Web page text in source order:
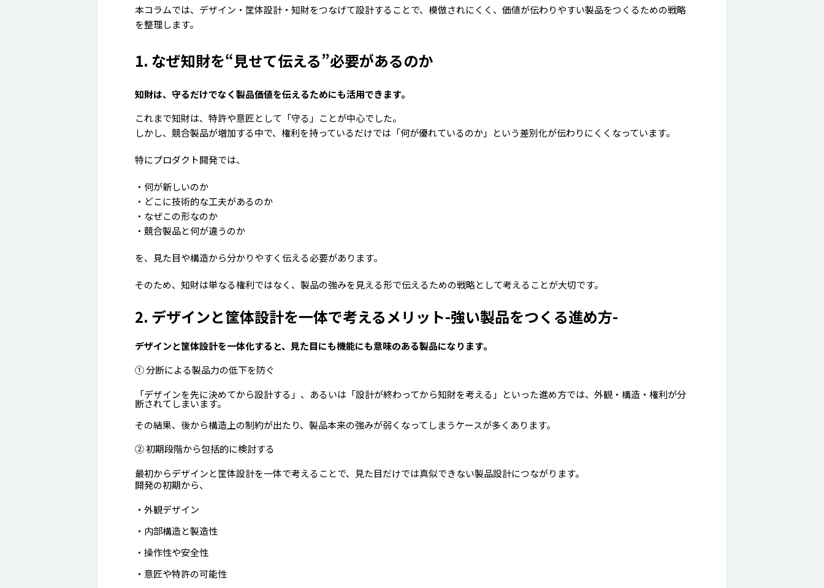
本コラムでは、デザイン・筐体設計・知財をつなげて設計することで、模倣されにくく、価値が伝わりやすい製品をつくるための戦略
を整理します。
1. なぜ知財を“見せて伝える”必要があるのか
知財は、守るだけでなく製品価値を伝えるためにも活用できます。
これまで知財は、特許や意匠として「守る」ことが中心でした。
しかし、競合製品が増加する中で、権利を持っているだけでは「何が優れているのか」という差別化が伝わりにくくなっています。
特にプロダクト開発では、
・何が新しいのか
・どこに技術的な工夫があるのか
・なぜこの形なのか
・競合製品と何が違うのか
を、見た目や構造から分かりやすく伝える必要があります。
そのため、知財は単なる権利ではなく、製品の強みを見える形で伝えるための戦略として考えることが大切です。
2. デザインと筐体設計を一体で考えるメリット-強い製品をつくる進め方-
デザインと筐体設計を一体化すると、見た目にも機能にも意味のある製品になります。
① 分断による製品力の低下を防ぐ
「デザインを先に決めてから設計する」、あるいは「設計が終わってから知財を考える」といった進め方では、外観・構造・権利が分
断されてしまいます。
その結果、後から構造上の制約が出たり、製品本来の強みが弱くなってしまうケースが多くあります。
② 初期段階から包括的に検討する
最初からデザインと筐体設計を一体で考えることで、見た目だけでは真似できない製品設計につながります。
開発の初期から、
・外観デザイン
・内部構造と製造性
・操作性や安全性
・意匠や特許の可能性